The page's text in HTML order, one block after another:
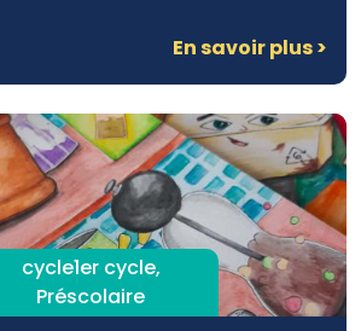
En savoir plus
cycle1er cycle,
Préscolaire